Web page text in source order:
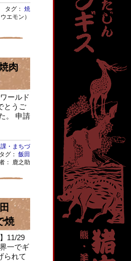
タグ： 焼
エモン）
肉
ールド
とうご
。 申請
・まちづ
グ： 飯田
： 鹿之助
焼
11/29
一でギ
られて